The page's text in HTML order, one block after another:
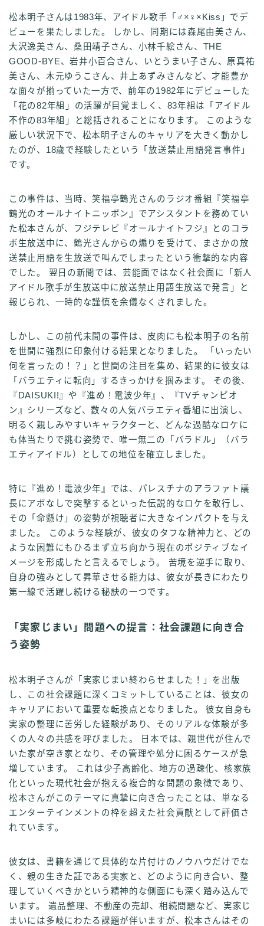
松本明子さんは1983年、アイドル歌手「♂×♀×Kiss」でデ
ビューを果たしました。 しかし、同期には森尾由美さん、
大沢逸美さん、桑田靖子さん、小林千絵さん、THE
GOOD-BYE、岩井小百合さん、いとうまい子さん、原真祐
美さん、木元ゆうこさん、井上あずみさんなど、才能豊か
な面々が揃っていた一方で、前年の1982年にデビューした
「花の82年組」の活躍が目覚ましく、83年組は「アイドル
不作の83年組」と総括されることになります。 このような
厳しい状況下で、松本明子さんのキャリアを大きく動かし
たのが、18歳で経験したという「放送禁止用語発言事件」
です。
この事件は、当時、笑福亭鶴光さんのラジオ番組『笑福亭
鶴光のオールナイトニッポン』でアシスタントを務めてい
た松本さんが、フジテレビ『オールナイトフジ』とのコラ
ボ生放送中に、鶴光さんからの煽りを受けて、まさかの放
送禁止用語を生放送で叫んでしまったという衝撃的な内容
でした。 翌日の新聞では、芸能面ではなく社会面に「新人
アイドル歌手が生放送中に放送禁止用語生放送で発言」と
報じられ、一時的な謹慎を余儀なくされました。
しかし、この前代未聞の事件は、皮肉にも松本明子の名前
を世間に強烈に印象付ける結果となりました。 「いったい
何を言ったの！？」と世間の注目を集め、結果的に彼女は
「バラエティに転向」するきっかけを掴みます。 その後、
『DAISUKI!』や『進め！電波少年』、『TVチャンピオ
ン』シリーズなど、数々の人気バラエティ番組に出演し、
明るく親しみやすいキャラクターと、どんな過酷なロケに
も体当たりで挑む姿勢で、唯一無二の「バラドル」（バラ
エティアイドル）としての地位を確立しました。
特に『進め！電波少年』では、パレスチナのアラファト議
長にアポなしで突撃するといった伝説的なロケを敢行し、
その「命懸け」の姿勢が視聴者に大きなインパクトを与え
ました。 このような経験が、彼女のタフな精神力と、どの
ような困難にもひるまず立ち向かう現在のポジティブなイ
メージを形成したと言えるでしょう。 苦境を逆手に取り、
自身の強みとして昇華させる能力は、彼女が長きにわたり
第一線で活躍し続ける秘訣の一つです。
「実家じまい」問題への提言：社会課題に向き合
う姿勢
松本明子さんが「実家じまい終わらせました！」を出版
し、この社会課題に深くコミットしていることは、彼女の
キャリアにおいて重要な転換点となりました。 彼女自身も
実家の整理に苦労した経験があり、そのリアルな体験が多
くの人々の共感を呼びました。 日本では、親世代が住んで
いた家が空き家となり、その管理や処分に困るケースが急
増しています。 これは少子高齢化、地方の過疎化、核家族
化といった現代社会が抱える複合的な問題の象徴であり、
松本さんがこのテーマに真摯に向き合ったことは、単なる
エンターテインメントの枠を超えた社会貢献として評価さ
れています。
彼女は、書籍を通じて具体的な片付けのノウハウだけでな
く、親の生きた証である実家と、どのように向き合い、整
理していくべきかという精神的な側面にも深く踏み込んで
います。 遺品整理、不動産の売却、相続問題など、実家じ
まいには多岐にわたる課題が伴いますが、松本さんはその